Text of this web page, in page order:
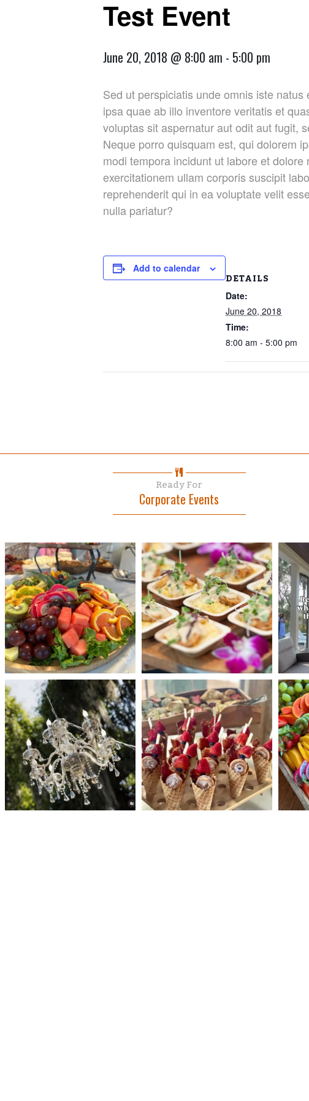
Test Event
June 20, 2018 @ 8:00 am - 5:00 pm
Sed ut perspiciatis unde omnis iste
ipsa quae ab illo inventore veritatis et
voluptas sit aspernatur aut odit aut fugit,
Neque porro quisquam est, qui dolorem
modi tempora incidunt ut labore et
exercitationem ullam corporis suscipit
reprehenderit qui in ea voluptate velit
nulla pariatur?
Add to calendar
DETAILS
Date:
June 20, 2018
Time:
8:00 am - 5:00 pm
Ready For
Corporate Events